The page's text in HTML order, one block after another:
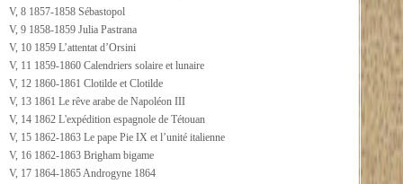
V, 8 1857-1858 Sébastopol
V, 9 1858-1859 Julia Pastrana
V, 10 1859 L’attentat d’Orsini
V, 11 1859-1860 Calendriers solaire et lunaire
V, 12 1860-1861 Clotilde et Clotilde
V, 13 1861 Le rêve arabe de Napoléon III
V, 14 1862 L'expédition espagnole de Tétouan
V, 15 1862-1863 Le pape Pie IX et l’unité italienne
V, 16 1862-1863 Brigham bigame
V, 17 1864-1865 Androgyne 1864